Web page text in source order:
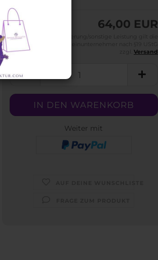
64,00 EUR
Steuerbefreiung für Kleinunternehmer nach §19 UStG
Versand
Weiter mit